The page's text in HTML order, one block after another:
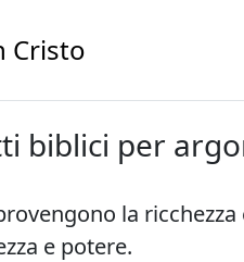
Cristo
biblici per
la
e potere.